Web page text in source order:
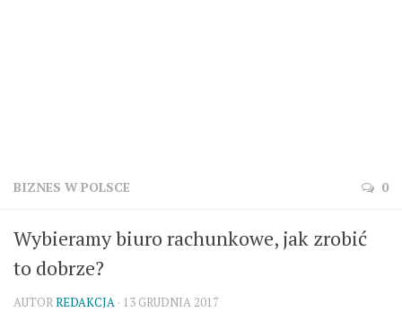
BIZNES W POLSCE 0
Wybieramy biuro rachunkowe, jak zrobić
to dobrze?
AUTORREDAKCJA · 13 GRUDNIA 2017